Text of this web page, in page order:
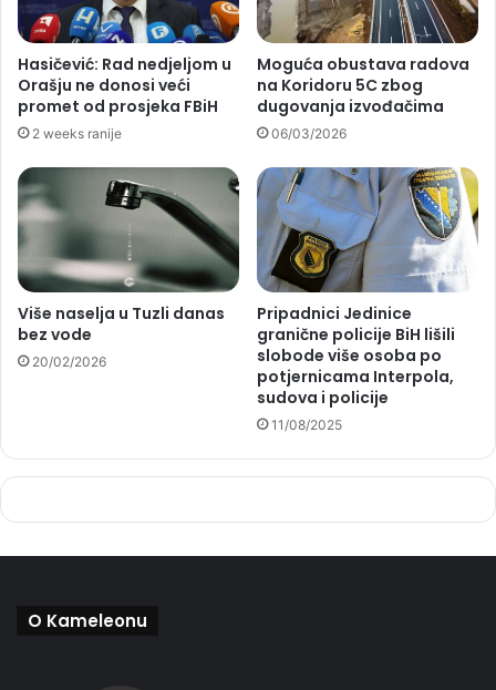
Hasičević: Rad nedjeljom u
Orašju ne donosi veći
promet od prosjeka FBiH
2 weeks ranije
Moguća obustava radova
na Koridoru 5C zbog
dugovanja izvođačima
06/03/2026
Više naselja u Tuzli danas
bez vode
20/02/2026
Pripadnici Jedinice
granične policije BiH lišili
slobode više osoba po
potjernicama Interpola,
sudova i policije
11/08/2025
O Kameleonu